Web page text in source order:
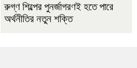
রুগ্ণ শিল্পের পুনর্জাগরণই হতে পারে
অর্থনীতির নতুন শক্তি